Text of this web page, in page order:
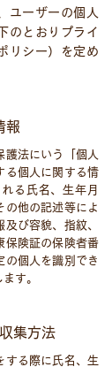
ユーザーの個人
のとおりプライ
リシー）を定め
報
護法にいう「個人
る個人に関する情
る氏名、生年月
の他の記述等によ
び容貌、指紋、
保険証の保険者番
の個人を識別でき
す。
集方法
する際に氏名、生